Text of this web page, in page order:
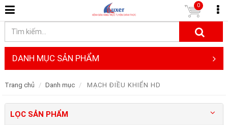
0
DANH MỤC SẢN PHẨM
Trang chủ Danh mục MẠCH ĐIỀU KHIỂN HD
LỌC SẢN PHẨM